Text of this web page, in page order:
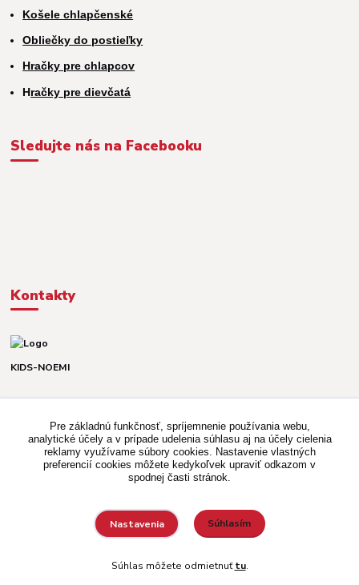
Košele chlapčenské
Obliečky do postieľky
Hračky pre chlapcov
Hračky pre dievčatá
Sledujte nás na Facebooku
Kontakty
KIDS-NOEMI
(Po-Pia, 8-16 hod.)
kidsnoemi.shop@gmail.com
Pre základnú funkčnosť, spríjemnenie používania webu,
analytické účely a v prípade udelenia súhlasu aj na účely cielenia
reklamy využívame súbory cookies. Nastavenie vlastných
preferencií cookies môžete kedykoľvek upraviť odkazom v
spodnej časti stránok.
Nastavenia Súhlasím
Súhlas môžete odmietnuťtu.